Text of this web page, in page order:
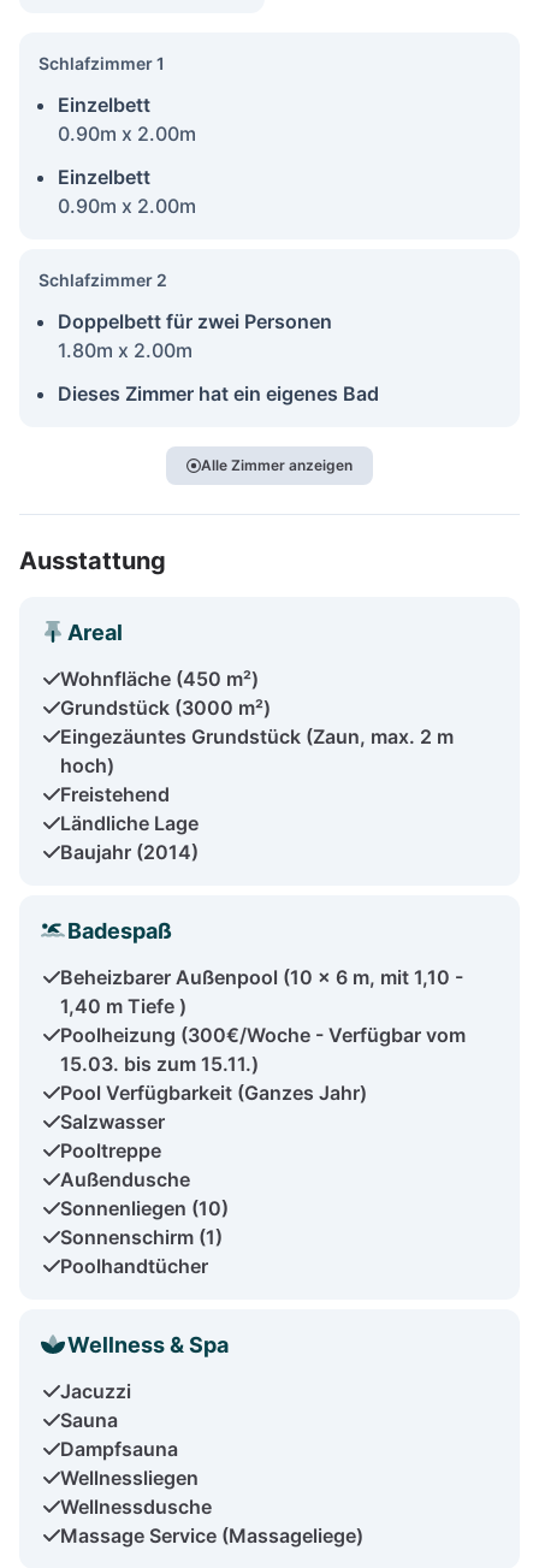
Schlafzimmer 1
Einzelbett
0.90m x 2.00m
Einzelbett
0.90m x 2.00m
Schlafzimmer 2
Doppelbett für zwei Personen
1.80m x 2.00m
Dieses Zimmer hat ein eigenes Bad
Alle Zimmer anzeigen
Ausstattung
Areal
Wohnfläche (450 m²)
Grundstück (3000 m²)
Eingezäuntes Grundstück (Zaun, max. 2 m
hoch)
Freistehend
Ländliche Lage
Baujahr (2014)
Badespaß
Beheizbarer Außenpool (10 x 6 m, mit 1,10 -
1,40 m Tiefe )
Poolheizung (300€/Woche - Verfügbar vom
15.03. bis zum 15.11.)
Pool Verfügbarkeit (Ganzes Jahr)
Salzwasser
Pooltreppe
Außendusche
Sonnenliegen (10)
Sonnenschirm (1)
Poolhandtücher
Wellness & Spa
Jacuzzi
Sauna
Dampfsauna
Wellnessliegen
Wellnessdusche
Massage Service (Massageliege)